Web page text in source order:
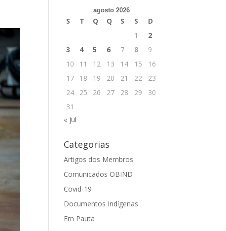
agosto 2026
S T Q Q S S
D
1
2
3
4 5 6 7 8
9
10
11 12 13 14 15
16
17
18 19 20 21 22
23
24
25 26 27 28 29
30
31
« jul
Categorias
Artigos dos Membros
Comunicados OBIND
Covid-19
Documentos Indígenas
Em Pauta